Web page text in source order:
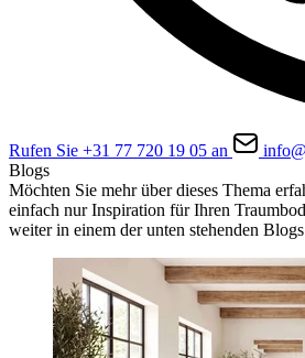
Rufen Sie +31 77 720 19 05 an
Blogs
Möchten Sie mehr über dieses Thema
einfach nur Inspiration für Ihren
weiter in einem der unten stehenden